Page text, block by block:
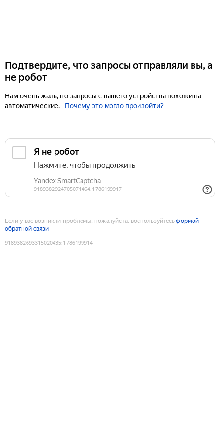
Подтвердите, что запросы отправляли вы, а
не робот
Нам очень жаль, но запросы с вашего устройства похожи на
автоматические.
Почему это могло произойти?
Если у вас возникли проблемы, пожалуйста, воспользуйтесьформой
обратной связи
9189382693315020435:1786199914